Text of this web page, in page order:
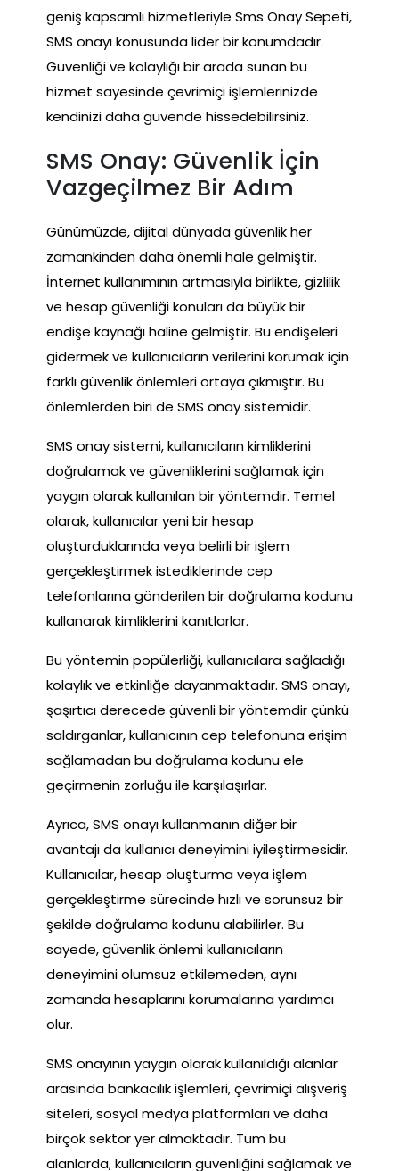
geniş kapsamlı hizmetleriyle Sms Onay Sepeti,
SMS onayı konusunda lider bir konumdadır.
Güvenliği ve kolaylığı bir arada sunan bu
hizmet sayesinde çevrimiçi işlemlerinizde
kendinizi daha güvende hissedebilirsiniz.
SMS Onay: Güvenlik İçin
Vazgeçilmez Bir Adım
Günümüzde, dijital dünyada güvenlik her
zamankinden daha önemli hale gelmiştir.
İnternet kullanımının artmasıyla birlikte, gizlilik
ve hesap güvenliği konuları da büyük bir
endişe kaynağı haline gelmiştir. Bu endişeleri
gidermek ve kullanıcıların verilerini korumak için
farklı güvenlik önlemleri ortaya çıkmıştır. Bu
önlemlerden biri de SMS onay sistemidir.
SMS onay sistemi, kullanıcıların kimliklerini
doğrulamak ve güvenliklerini sağlamak için
yaygın olarak kullanılan bir yöntemdir. Temel
olarak, kullanıcılar yeni bir hesap
oluşturduklarında veya belirli bir işlem
gerçekleştirmek istediklerinde cep
telefonlarına gönderilen bir doğrulama kodunu
kullanarak kimliklerini kanıtlarlar.
Bu yöntemin popülerliği, kullanıcılara sağladığı
kolaylık ve etkinliğe dayanmaktadır. SMS onayı,
şaşırtıcı derecede güvenli bir yöntemdir çünkü
saldırganlar, kullanıcının cep telefonuna erişim
sağlamadan bu doğrulama kodunu ele
geçirmenin zorluğu ile karşılaşırlar.
Ayrıca, SMS onayı kullanmanın diğer bir
avantajı da kullanıcı deneyimini iyileştirmesidir.
Kullanıcılar, hesap oluşturma veya işlem
gerçekleştirme sürecinde hızlı ve sorunsuz bir
şekilde doğrulama kodunu alabilirler. Bu
sayede, güvenlik önlemi kullanıcıların
deneyimini olumsuz etkilemeden, aynı
zamanda hesaplarını korumalarına yardımcı
olur.
SMS onayının yaygın olarak kullanıldığı alanlar
arasında bankacılık işlemleri, çevrimiçi alışveriş
siteleri, sosyal medya platformları ve daha
birçok sektör yer almaktadır. Tüm bu
alanlarda, kullanıcıların güvenliğini sağlamak ve